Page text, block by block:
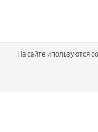
На сайте ипользуются